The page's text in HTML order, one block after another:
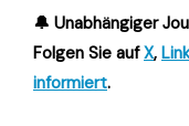
🔔 Unabhängiger
Folgen Sie aufX,
informiert.